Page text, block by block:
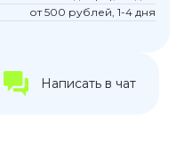
от 500 рублей, 1-4 дня
Написать в чат